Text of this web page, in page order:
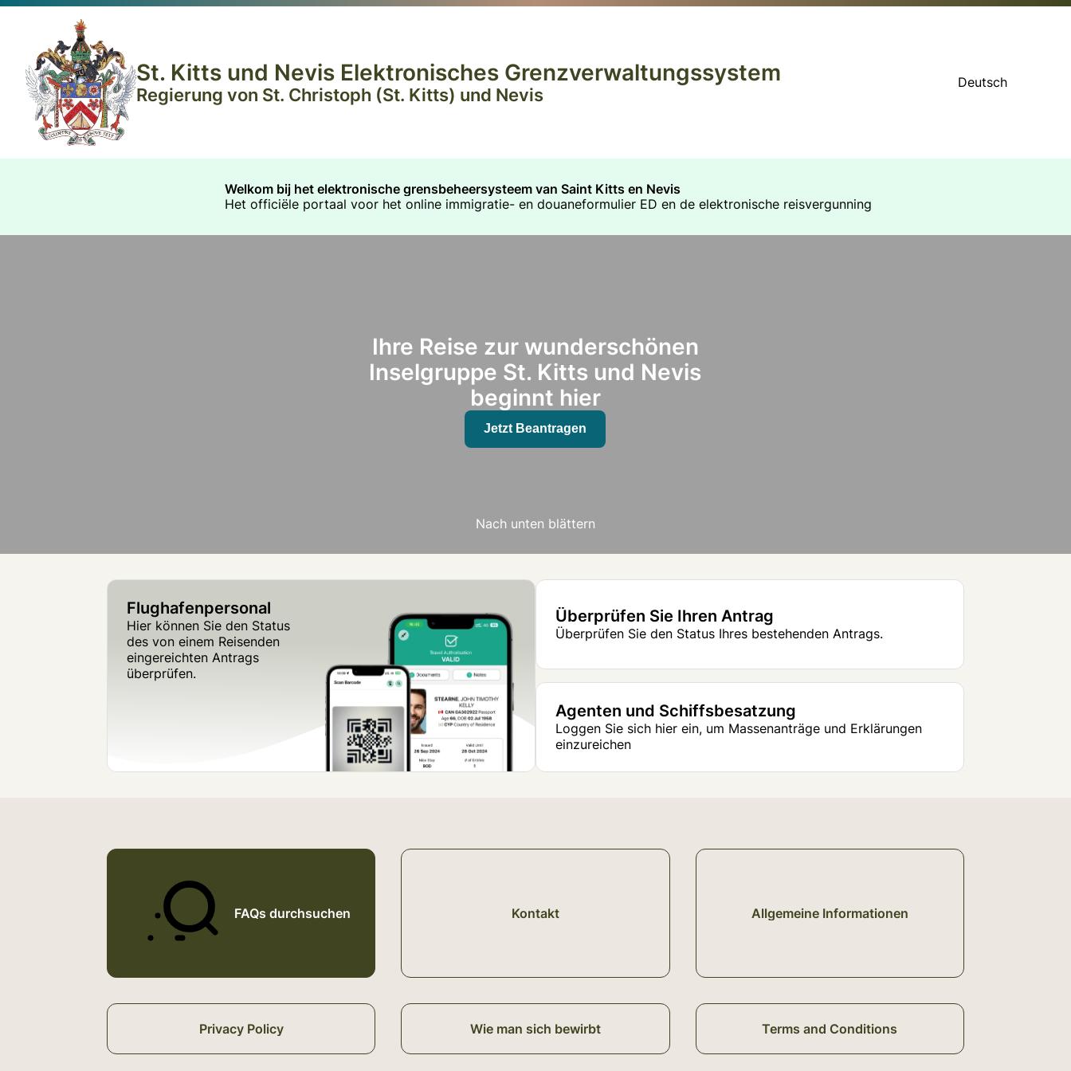
St. Kitts und Nevis Elektronisches Grenzverwaltungssystem
Regierung von St. Christoph (St. Kitts) und Nevis
Deutsch
Welkom bij het elektronische grensbeheersysteem van Saint Kitts en Nevis
Het officiële portaal voor het online immigratie- en douaneformulier ED en de elektronische reisvergunning
Ihre Reise zur wunderschönen
Inselgruppe St. Kitts und Nevis
beginnt hier
Jetzt Beantragen
Nach unten blättern
Flughafenpersonal
Hier können Sie den Status
des von einem Reisenden
eingereichten Antrags
überprüfen.
Überprüfen Sie Ihren Antrag
Überprüfen Sie den Status Ihres bestehenden Antrags.
Agenten und Schiffsbesatzung
Loggen Sie sich hier ein, um Massenanträge und Erklärungen
einzureichen
FAQs durchsuchen Kontakt Allgemeine Informationen
Privacy Policy Wie man sich bewirbt Terms and Conditions